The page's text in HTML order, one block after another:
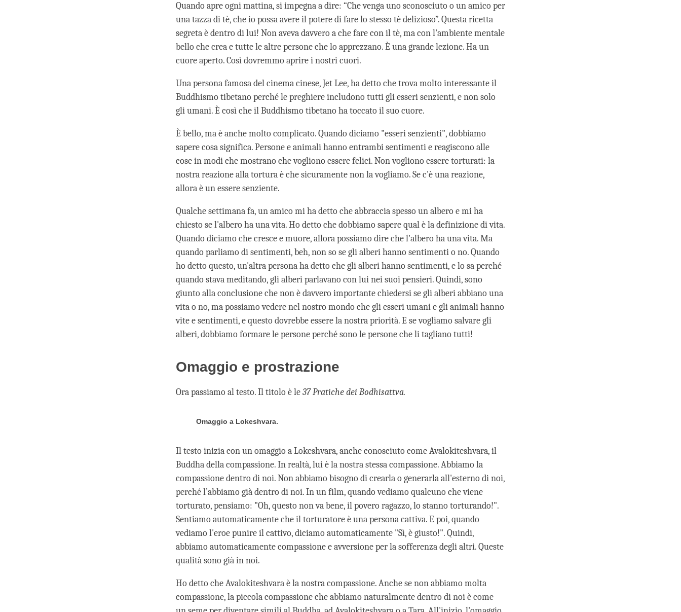
Quando apre ogni mattina, si impegna a dire: “Che venga uno sconosciuto o un amico per
una tazza di tè, che io possa avere il potere di fare lo stesso tè delizioso”. Questa ricetta
segreta è dentro di lui! Non aveva davvero a che fare con il tè, ma con l'ambiente mentale
bello che crea e tutte le altre persone che lo apprezzano. È una grande lezione. Ha un
cuore aperto. Così dovremmo aprire i nostri cuori.
Una persona famosa del cinema cinese, Jet Lee, ha detto che trova molto interessante il
Buddhismo tibetano perché le preghiere includono tutti gli esseri senzienti, e non solo
gli umani. È così che il Buddhismo tibetano ha toccato il suo cuore.
È bello, ma è anche molto complicato. Quando diciamo "esseri senzienti", dobbiamo
sapere cosa significa. Persone e animali hanno entrambi sentimenti e reagiscono alle
cose in modi che mostrano che vogliono essere felici. Non vogliono essere torturati: la
nostra reazione alla tortura è che sicuramente non la vogliamo. Se c'è una reazione,
allora è un essere senziente.
Qualche settimana fa, un amico mi ha detto che abbraccia spesso un albero e mi ha
chiesto se l'albero ha una vita. Ho detto che dobbiamo sapere qual è la definizione di vita.
Quando diciamo che cresce e muore, allora possiamo dire che l'albero ha una vita. Ma
quando parliamo di sentimenti, beh, non so se gli alberi hanno sentimenti o no. Quando
ho detto questo, un'altra persona ha detto che gli alberi hanno sentimenti, e lo sa perché
quando stava meditando, gli alberi parlavano con lui nei suoi pensieri. Quindi, sono
giunto alla conclusione che non è davvero importante chiedersi se gli alberi abbiano una
vita o no, ma possiamo vedere nel nostro mondo che gli esseri umani e gli animali hanno
vite e sentimenti, e questo dovrebbe essere la nostra priorità. E se vogliamo salvare gli
alberi, dobbiamo formare le persone perché sono le persone che li tagliano tutti!
Omaggio e prostrazione
Ora passiamo al testo. Il titolo è le37 Pratiche dei Bodhisattva.
Omaggio a Lokeshvara.
Il testo inizia con un omaggio a Lokeshvara, anche conosciuto come Avalokiteshvara, il
Buddha della compassione. In realtà, lui è la nostra stessa compassione. Abbiamo la
compassione dentro di noi. Non abbiamo bisogno di crearla o generarla all'esterno di noi,
perché l’abbiamo già dentro di noi. In un film, quando vediamo qualcuno che viene
torturato, pensiamo: "Oh, questo non va bene, il povero ragazzo, lo stanno torturando!".
Sentiamo automaticamente che il torturatore è una persona cattiva. E poi, quando
vediamo l'eroe punire il cattivo, diciamo automaticamente "Sì, è giusto!". Quindi,
abbiamo automaticamente compassione e avversione per la sofferenza degli altri. Queste
qualità sono già in noi.
Ho detto che Avalokiteshvara è la nostra compassione. Anche se non abbiamo molta
compassione, la piccola compassione che abbiamo naturalmente dentro di noi è come